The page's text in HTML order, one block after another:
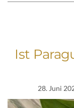
Ist
28. Juni